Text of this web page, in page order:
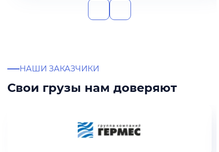
НАШИ ЗАКАЗЧИКИ
Свои грузы нам доверяют